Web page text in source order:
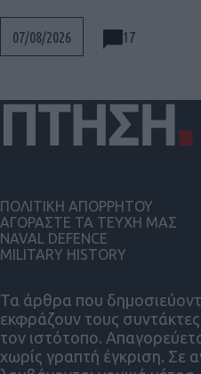
07/08/2026 17
Τα άρθρα που
εκφράζουν τους συντάκτες
τον ιστότοπο.
χωρίς γραπτή έγκριση. Σε
ΠΟΛΙΤΙΚΗ ΑΠΟΡΡΗΤΟΥ
ΑΓΟΡΑΣΤΕ ΤΑ ΤΕΥΧΗ ΜΑΣ
NAVAL DEFENCE
MILITARY HISTORY